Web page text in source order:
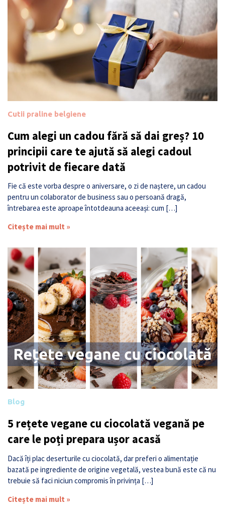
Cutii praline belgiene
Cum alegi un cadou fără să dai greș? 10
principii care te ajută să alegi cadoul
potrivit de fiecare dată
Fie că este vorba despre o aniversare, o zi de naștere, un cadou
pentru un colaborator de business sau o persoană dragă,
întrebarea este aproape întotdeauna aceeași: cum […]
Citește mai mult »
Blog
5 rețete vegane cu ciocolată vegană pe
care le poți prepara ușor acasă
Dacă îți plac deserturile cu ciocolată, dar preferi o alimentație
bazată pe ingrediente de origine vegetală, vestea bună este că nu
trebuie să faci niciun compromis în privința […]
Citește mai mult »